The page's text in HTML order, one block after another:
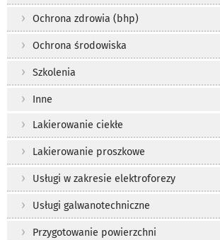
Ochrona zdrowia (bhp)
Ochrona środowiska
Szkolenia
Inne
Lakierowanie ciekłe
Lakierowanie proszkowe
Usługi w zakresie elektroforezy
Usługi galwanotechniczne
Przygotowanie powierzchni